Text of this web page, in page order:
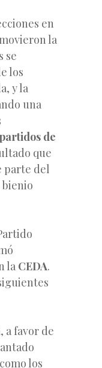
en
la
se
los
y la
una
de
que
parte del
bienio
la CEDA.
, a favor de
los